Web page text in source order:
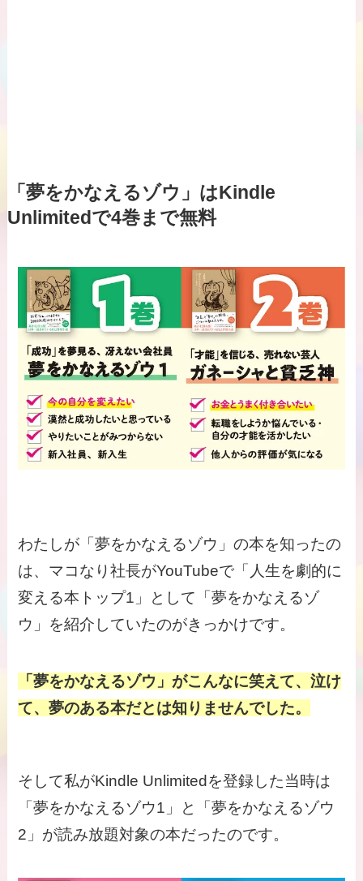
「夢をかなえるゾウ」はKindle
Unlimitedで4巻まで無料
わたしが「夢をかなえるゾウ」の本を知ったの
は、マコなり社長がYouTubeで「人生を劇的に
変える本トップ1」として「夢をかなえるゾ
ウ」を紹介していたのがきっかけです。
「夢をかなえるゾウ」がこんなに笑えて、泣け
て、夢のある本だとは知りませんでした。
そして私がKindle Unlimitedを登録した当時は
「夢をかなえるゾウ1」と「夢をかなえるゾウ
2」が読み放題対象の本だったのです。